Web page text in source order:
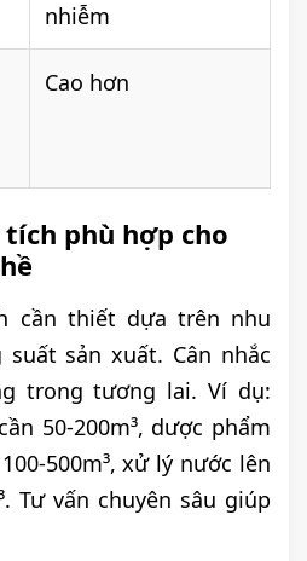
nhiễm
Cao hơn
phù hợp cho
cần thiết dựa trên nhu
sản xuất. Cân nhắc
trong tương lai. Ví dụ:
50-200m³, dược phẩm
500m³, xử lý nước lên
Tư vấn chuyên sâu giúp